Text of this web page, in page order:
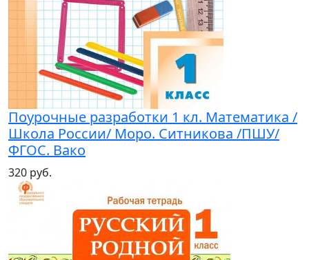
Поурочные разработки 1 кл. Математика /
Школа России/ Моро. Ситникова /ПШУ/
ФГОС. Вако
320 руб.